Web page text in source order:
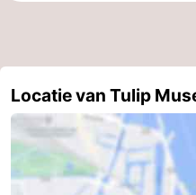
buurt
Geschiedenis
Diamantstad
Pleinen
Locatie van Tulip